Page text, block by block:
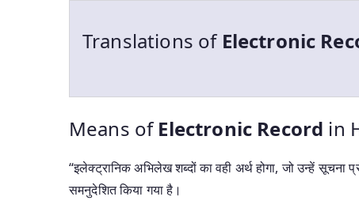
Translations of Electronic
Means ofElectronic Record in
“इलेक्ट्रानिक अभिलेख शब्दों का वही अर्थ होगा, जो उन्हें सूचना
समनुदेशित किया गया है।